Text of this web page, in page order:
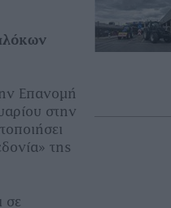
Επανομή
στην
της
σε